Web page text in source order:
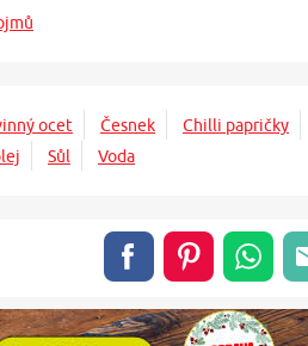
ocet Česnek
Chilli papričky
Sůl Voda